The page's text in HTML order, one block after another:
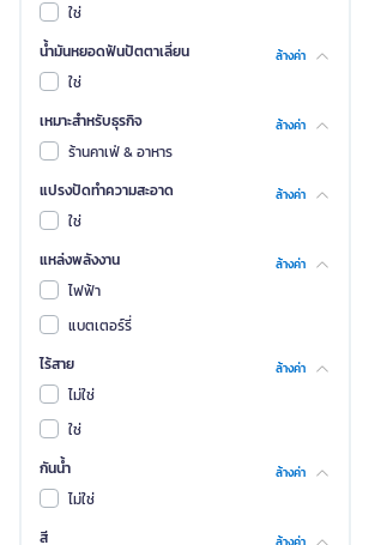
แมนหัว
โรเวล
ไจแอ้นท์เท็ค
ใช่
น้ำมันหยอดฟันปัตตาเลี่ยน
ล้างค่า
ใช่
เหมาะสำหรับธุรกิจ
ล้างค่า
ร้านคาเฟ่ & อาหาร
แปรงปัดทำความสะอาด
ล้างค่า
ใช่
แหล่งพลังงาน
ล้างค่า
ไฟฟ้า
แบตเตอร์รี่
ไร้สาย
ล้างค่า
ไม่ใช่
ใช่
กันน้ำ
ล้างค่า
ไม่ใช่
สี